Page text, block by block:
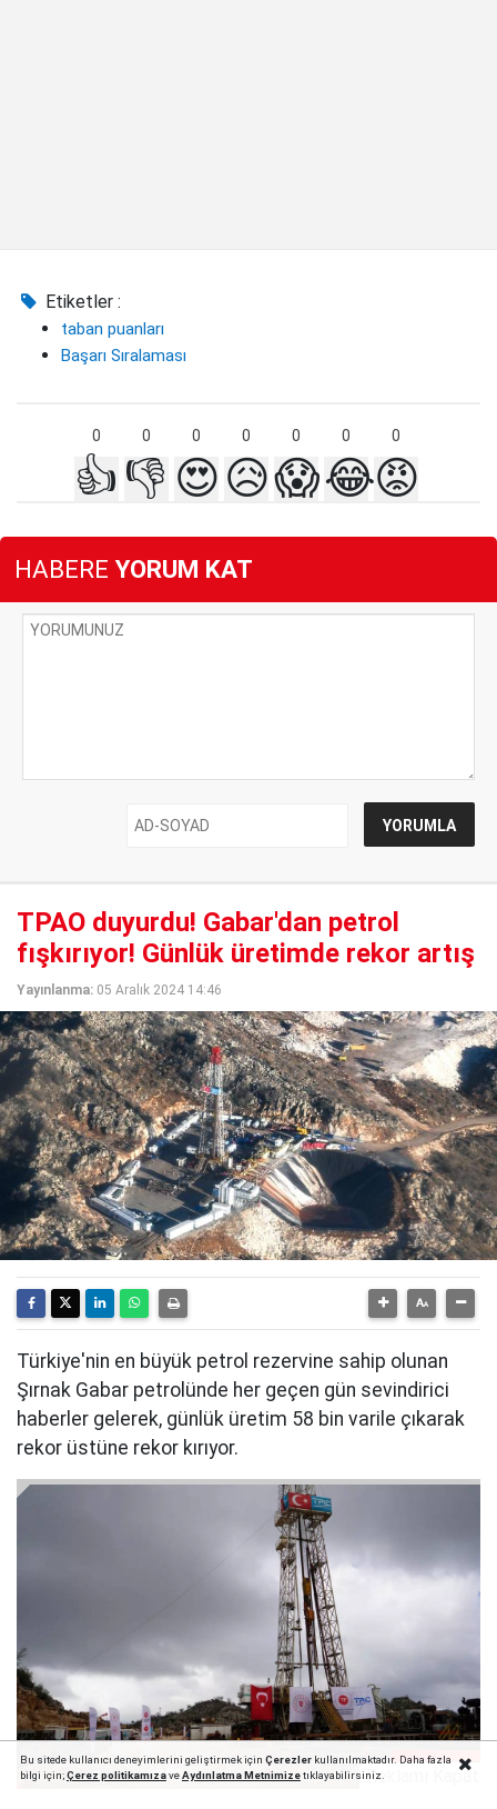
Etiketler :
taban puanları
Başarı Sıralaması
0 0 0 0 0 0 0
👍 👎 😍😥😱😂😡
HABERE YORUM KAT
TPAO duyurdu! Gabar'dan petrol
fışkırıyor! Günlük üretimde rekor artış
Yayınlanma: 05 Aralık 2024 14:46
Türkiye'nin en büyük petrol rezervine sahip olunan
Şırnak Gabar petrolünde her geçen gün sevindirici
haberler gelerek, günlük üretim 58 bin varile çıkarak
rekor üstüne rekor kırıyor.
1 5
Bu sitede kullanıcı deneyimlerini geliştirmek için Çerezlerkullanılmaktadır. Daha fazla
bilgi için;Çerez politikamızaveAydınlatma Metnimizetıklayabilirsiniz.Reklamı Kapat